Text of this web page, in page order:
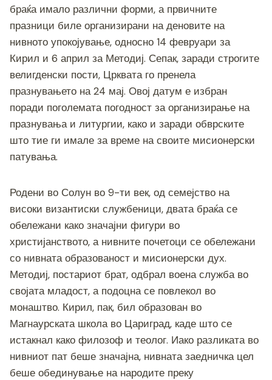
браќа имало различни форми, а првичните
празници биле организирани на деновите на
нивното упокојување, односно 14 февруари за
Кирил и 6 април за Методиј. Сепак, заради строгите
велигденски пости, Црквата го пренела
празнувањето на 24 мај. Овој датум е избран
поради поголемата погодност за организирање на
празнувања и литургии, како и заради обврските
што тие ги имале за време на своите мисионерски
патувања.
Родени во Солун во 9-ти век, од семејство на
високи византиски службеници, двата браќа се
обележани како значајни фигури во
христијанството, а нивните почетоци се обележани
со нивната образованост и мисионерски дух.
Методиј, постариот брат, одбрал воена служба во
својата младост, а подоцна се повлекол во
монаштво. Кирил, пак, бил образован во
Магнаурската школа во Цариград, каде што се
истакнал како филозоф и теолог. Иако разликата во
нивниот пат беше значајна, нивната заедничка цел
беше обединување на народите преку